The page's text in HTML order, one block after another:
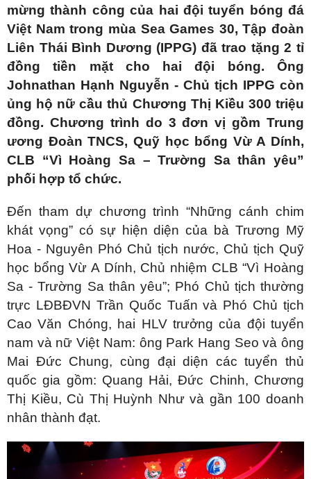
mừng thành công của hai đội tuyển bóng đá
Việt Nam trong mùa Sea Games 30, Tập đoàn
Liên Thái Bình Dương (IPPG) đã trao tặng 2 tỉ
đồng tiền mặt cho hai đội bóng. Ông
Johnathan Hạnh Nguyễn - Chủ tịch IPPG còn
ủng hộ nữ cầu thủ Chương Thị Kiều 300 triệu
đồng. Chương trình do 3 đơn vị gồm Trung
ương Đoàn TNCS, Quỹ học bổng Vừ A Dính,
CLB “Vì Hoàng Sa – Trường Sa thân yêu”
phối hợp tổ chức.
Đến tham dự chương trình “Những cánh chim
khát vọng” có sự hiện diện của bà Trương Mỹ
Hoa - Nguyên Phó Chủ tịch nước, Chủ tịch Quỹ
học bổng Vừ A Dính, Chủ nhiệm CLB “Vì Hoàng
Sa - Trường Sa thân yêu”; Phó Chủ tịch thường
trực LĐBĐVN Trần Quốc Tuấn và Phó Chủ tịch
Cao Văn Chóng, hai HLV trưởng của đội tuyển
nam và nữ ViệtNam: ông Park Hang Seo và ông
Mai Đức Chung, cùng đại diện các tuyển thủ
quốc gia gồm: Quang Hải, Đức Chinh, Chương
Thị Kiều, Cù Thị Huỳnh Như và gần 100 doanh
nhân thành đạt.